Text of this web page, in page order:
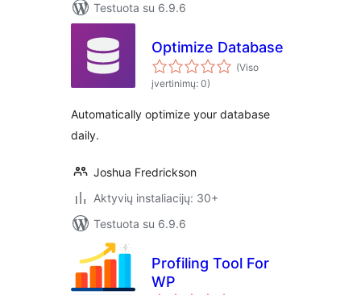
Testuota su 6.9.6
Optimize Database
(Viso
įvertinimų: 0)
Automatically optimize your database
daily.
Joshua Fredrickson
Aktyvių instaliacijų: 30+
Testuota su 6.9.6
Profiling Tool For
WP